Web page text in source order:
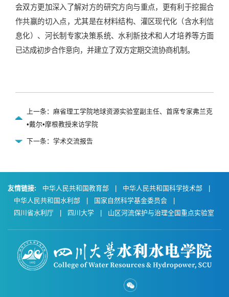
会双方更加深入了解对方的研究方向与重点，更有利于挖掘合
作共赢的切入点，尤其是在材料结构、灌区现代化（含水利信
息化）、河长制专家决策系统、水利新技术和人才培养等方面
已达成初步合作意向，并建立了双方定期交流协商机制。
上一条：麻省理工学院地球资源实验室副主任、首席专家弗兰克
•戴尔•摩根教授来访学院
下一条：学术交流报告
友情链接: 中华人民共和国教育部 中华人民共和国科学技术部
中华人民共和国水利部
国家自然科学基金委员会
四川省水利厅
四川大学 山区河流保护与治理全国重点实验室